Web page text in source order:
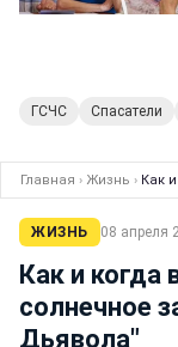
ГСЧС Спасатели
Главная › Жизнь › Как
ЖИЗНЬ 08 апреля
Как и когда
солнечное
Дьявола"